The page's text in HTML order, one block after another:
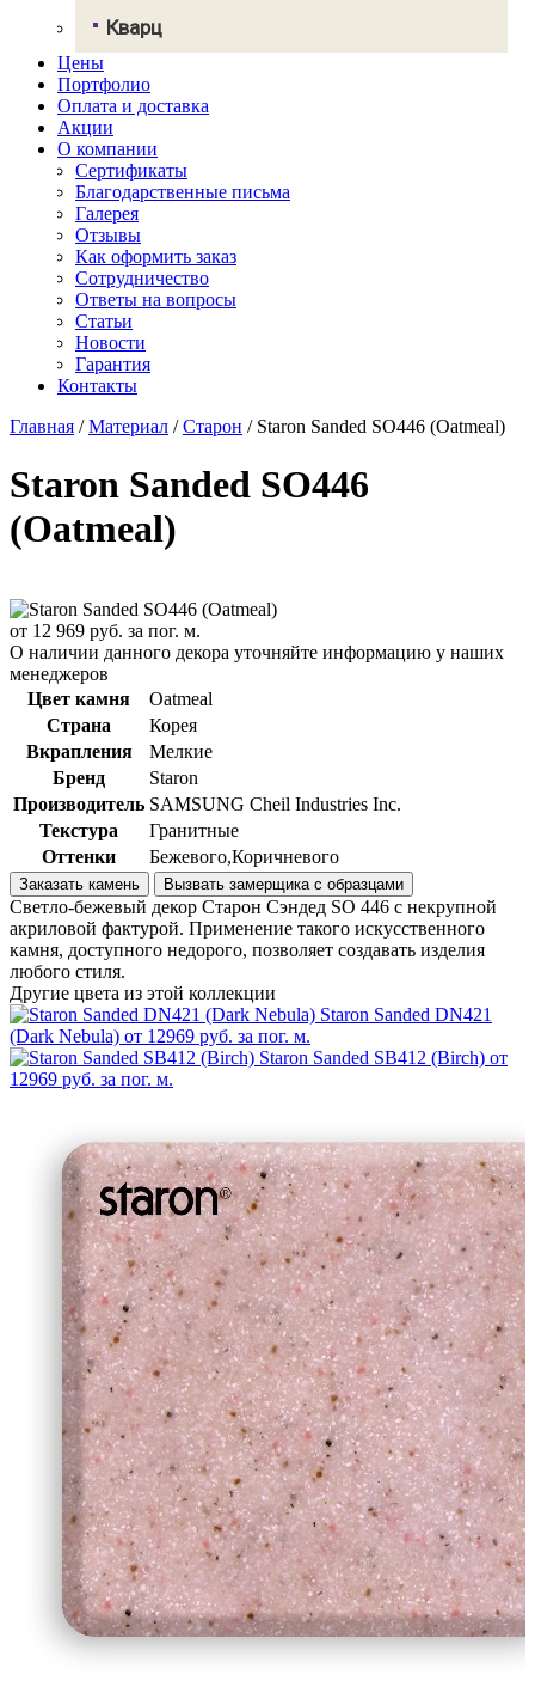
NeoMarm
Хай-макс
Старон
Ханекс
Акрилика
Кориан
Монтелли
Тристоун
Кварц
СмартКварц
Цезарьстоун
Викостон
Технистон
Камбрия
Плазастон
Цены
Портфолио
Оплата и доставка
Акции
О компании
Сертификаты
Благодарственные письма
Галерея
Отзывы
Как оформить заказ
Сотрудничество
Ответы на вопросы
Статьи
Новости
Гарантия
Контакты
Главная /Материал /Старон / Staron Sanded SO446 (Oatmeal)
Staron Sanded SO446
(Oatmeal)
от 12 969 руб. за пог. м.
О наличии данного декора уточняйте информацию у наших
менеджеров
Цвет камня
Oatmeal
Страна
Корея
Вкрапления
Мелкие
Бренд
Staron
Производитель SAMSUNG Cheil Industries Inc.
Текстура
Гранитные
Оттенки
Бежевого,Коричневого
Заказать камень Вызвать замерщика с образцами
Светло-бежевый декор Cтарон Cэндед SO 446 с некрупной
акриловой фактурой. Применение такого искусственного
камня, доступного недорого, позволяет создавать изделия
любого стиля.
Другие цвета из этой коллекции
Staron Sanded DN421
(Dark Nebula) от 12969 руб. за пог. м.
Staron Sanded SB412 (Birch) от
12969 руб. за пог. м.